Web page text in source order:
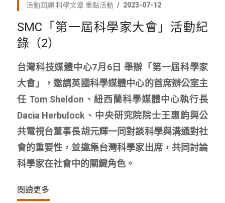
活動回顧 科學文章 重點活動 2023-07-12
SMC「第一屆科學家大會」活動紀
錄（2）
台灣科技媒體中心7月6日​ 舉辦「第一屆科學家
大會」，邀請英國科學媒體中心的首席辦公室主
任 Tom Sheldon、紐西蘭科學媒體中心執行長
Dacia Herbulock、中央研究院院士王惠鈞與公
共電視台董事長胡元輝一同對談科學與溝通對社
會的重要性，並邀集台灣科學家出席，共同討論
科學家在社會中的關鍵角色。
閱讀更多